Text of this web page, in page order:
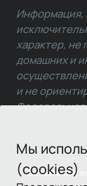
Мы
(cookies)
Связаться с
Информация,
характер, не
домашних и
и не